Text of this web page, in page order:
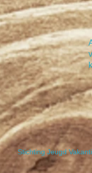
​Stichting Jeugd